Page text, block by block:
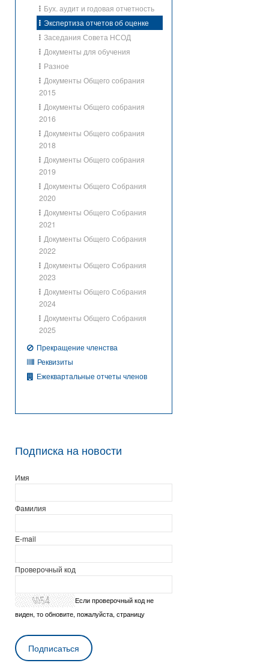
Бух. аудит и годовая отчетность
Экспертиза отчетов об оценке
Заседания Совета НСОД
Документы для обучения
Разное
Документы Общего собрания
2015
Документы Общего собрания
2016
Документы Общего собрания
2018
Документы Общего собрания
2019
Документы Общего Собрания
2020
Документы Общего Собрания
2021
Документы Общего Собрания
2022
Документы Общего Собрания
2023
Документы Общего Собрания
2024
Документы Общего Собрания
2025
Прекращение членства
Реквизиты
Ежеквартальные отчеты членов
Подписка на новости
Имя
Фамилия
E-mail
Проверочный код
Если проверочный код не
виден, то обновите, пожалуйста, страницу